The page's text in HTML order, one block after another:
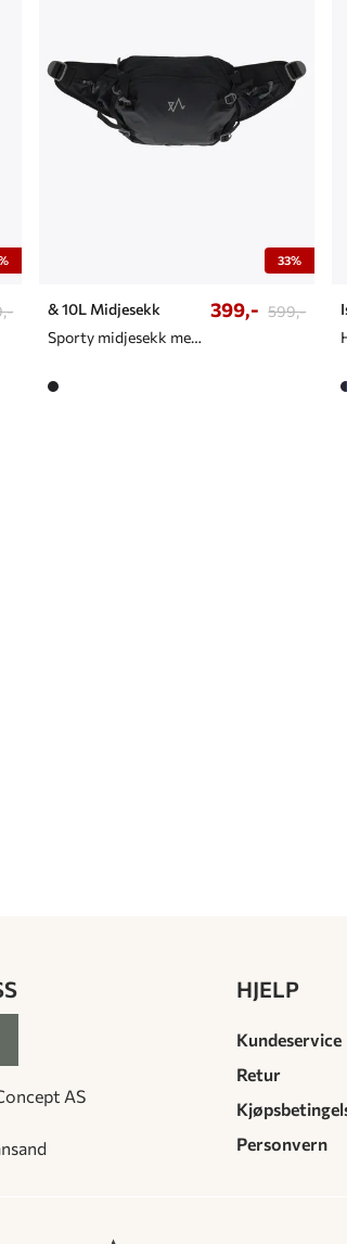
33%
& 10L Midjesekk
Sporty midjesekk med praktiske lommer
399,- 599,-
AS
HJELP
Kundeservice
Retur
Personvern